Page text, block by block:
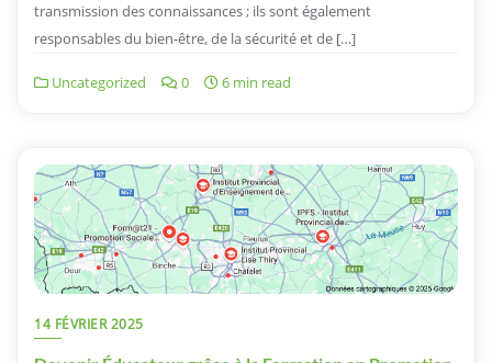
transmission des connaissances ; ils sont également
responsables du bien-être, de la sécurité et de […]
Uncategorized 0 6 min read
14 FÉVRIER 2025